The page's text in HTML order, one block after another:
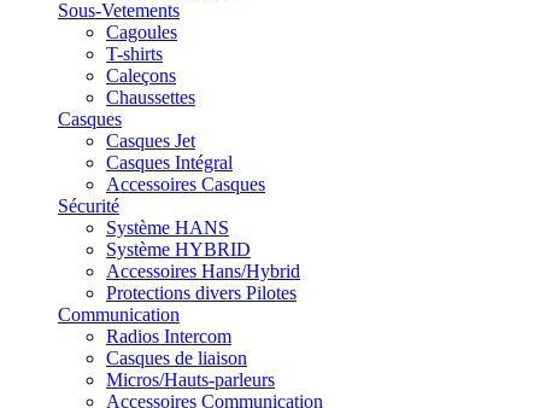
Sous-Vetements
Cagoules
T-shirts
Caleçons
Chaussettes
Casques
Casques Jet
Casques Intégral
Accessoires Casques
Sécurité
Système HANS
Système HYBRID
Accessoires Hans/Hybrid
Protections divers Pilotes
Communication
Radios Intercom
Casques de liaison
Micros/Hauts-parleurs
Accessoires Communication